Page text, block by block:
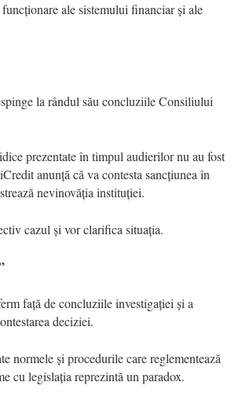
ale sistemului financiar și ale
la rândul său concluziile Consiliului
prezentate în timpul audierilor nu au fost
anunță că va contesta sancțiunea în
nevinovăția instituției.
cazul și vor clarifica situația.
față de concluziile investigației și a
deciziei.
normele și procedurile care reglementează
cu legislația reprezintă un paradox.